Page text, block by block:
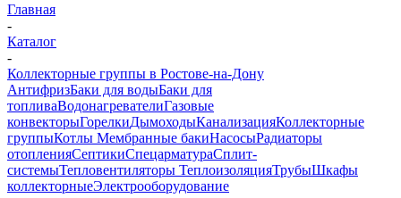
Главная
-
Каталог
-
Коллекторные группы в Ростове-на-Дону
АнтифризБаки для водыБаки для
топливаВодонагревателиГазовые
конвекторыГорелкиДымоходыКанализацияКоллекторные
группыКотлы Мембранные бакиНасосыРадиаторы
отопленияСептикиСпецарматураСплит-
системыТепловентиляторы ТеплоизоляцияТрубыШкафы
коллекторныеЭлектрооборудование